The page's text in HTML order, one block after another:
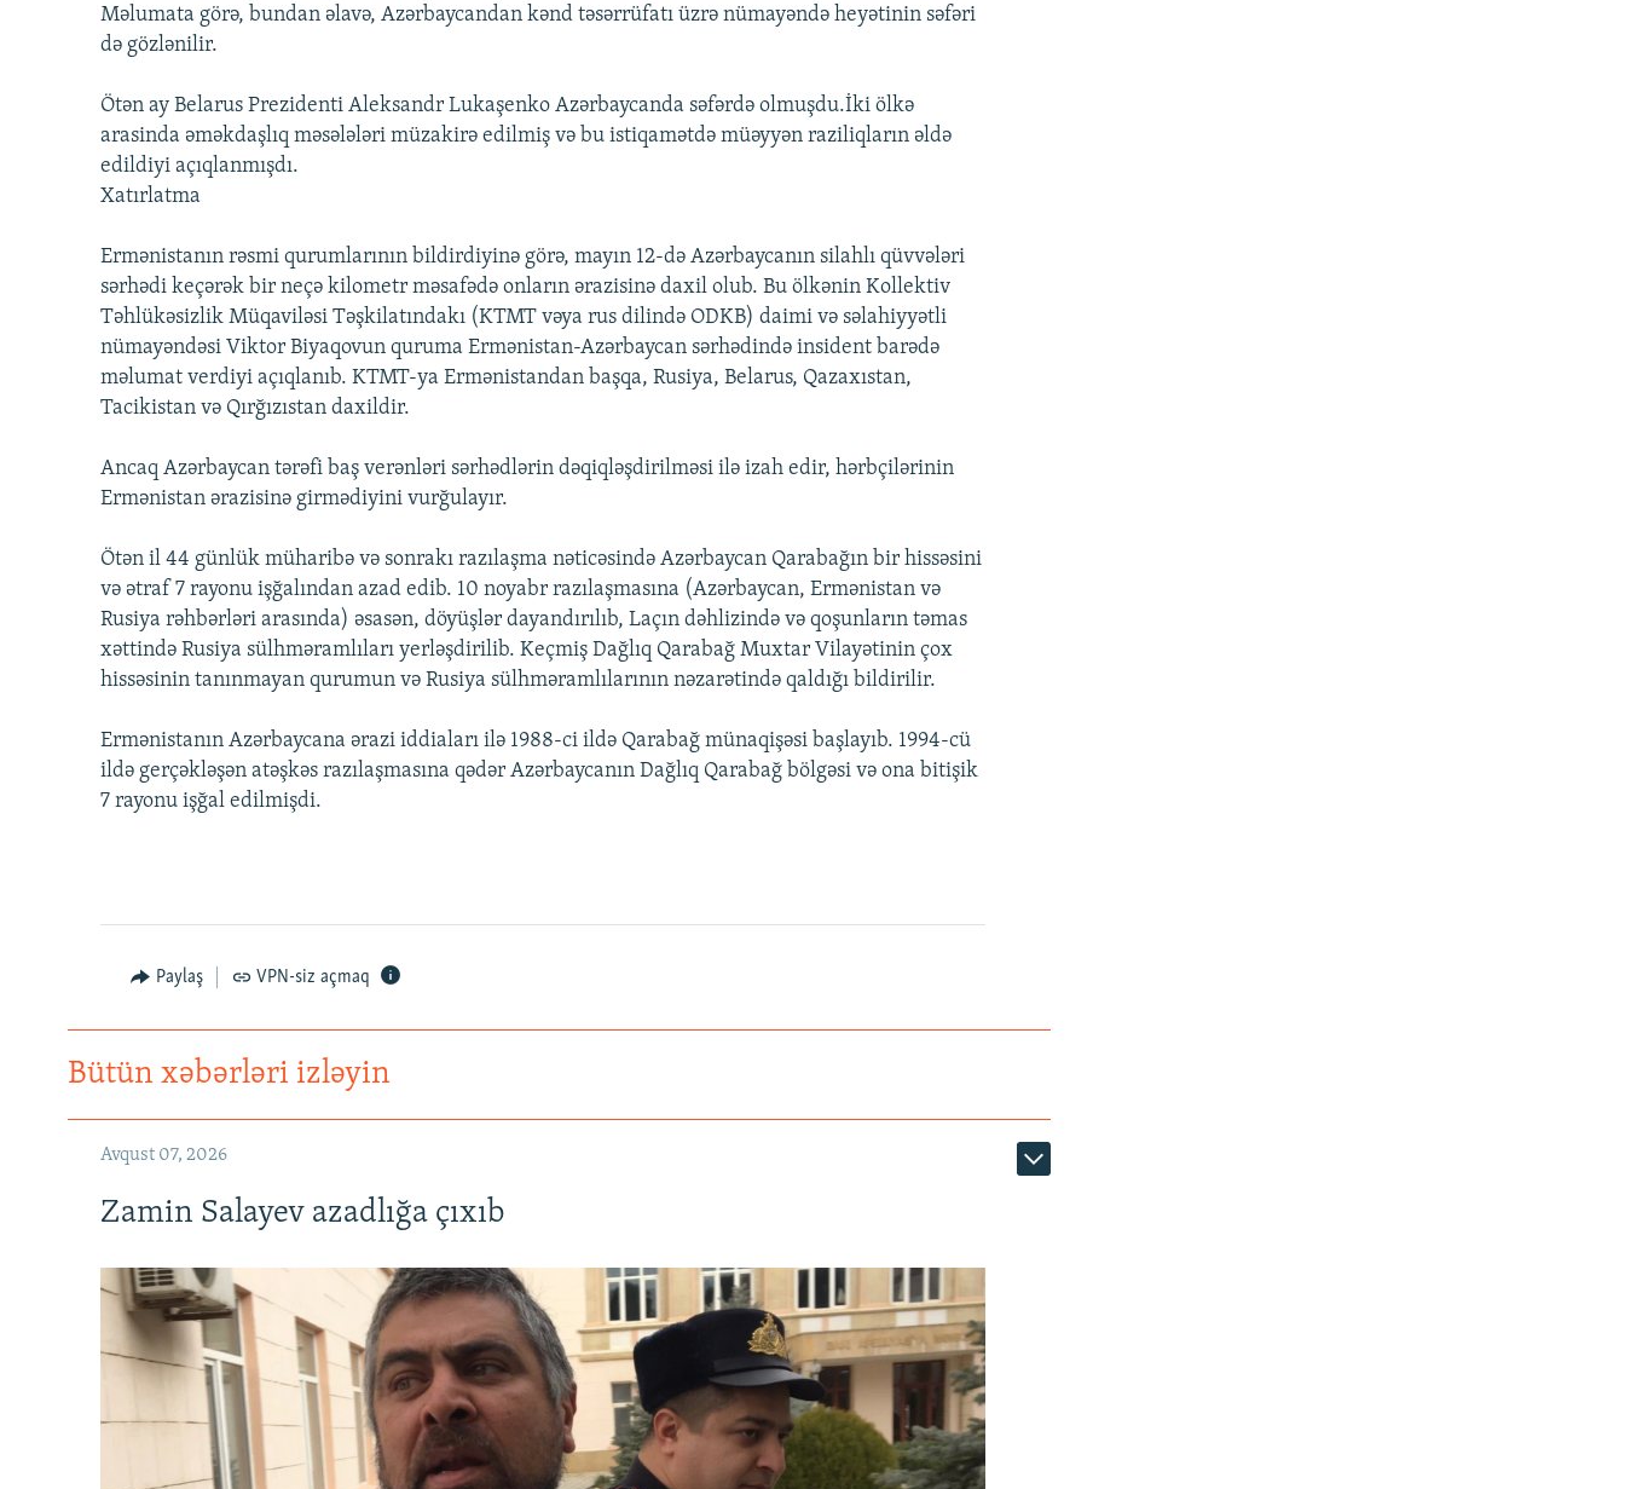
Məlumata görə, bundan əlavə, Azərbaycandan kənd təsərrüfatı üzrə nümayəndə heyətinin səfəri
də gözlənilir.
Ötən ay Belarus Prezidenti Aleksandr Lukaşenko Azərbaycanda səfərdə olmuşdu.İki ölkə
arasinda əməkdaşlıq məsələləri müzakirə edilmiş və bu istiqamətdə müəyyən raziliqların əldə
edildiyi açıqlanmışdı.
Xatırlatma
Ermənistanın rəsmi qurumlarının bildirdiyinə görə, mayın 12-də Azərbaycanın silahlı qüvvələri
sərhədi keçərək bir neçə kilometr məsafədə onların ərazisinə daxil olub. Bu ölkənin Kollektiv
Təhlükəsizlik Müqaviləsi Təşkilatındakı (KTMT vəya rus dilində ODKB) daimi və səlahiyyətli
nümayəndəsi Viktor Biyaqovun quruma Ermənistan-Azərbaycan sərhədində insident barədə
məlumat verdiyi açıqlanıb. KTMT-ya Ermənistandan başqa, Rusiya, Belarus, Qazaxıstan,
Tacikistan və Qırğızıstan daxildir.
Ancaq Azərbaycan tərəfi baş verənləri sərhədlərin dəqiqləşdirilməsi ilə izah edir, hərbçilərinin
Ermənistan ərazisinə girmədiyini vurğulayır.
Ötən il 44 günlük müharibə və sonrakı razılaşma nəticəsində Azərbaycan Qarabağın bir hissəsini
və ətraf 7 rayonu işğalından azad edib. 10 noyabr razılaşmasına (Azərbaycan, Ermənistan və
Rusiya rəhbərləri arasında) əsasən, döyüşlər dayandırılıb, Laçın dəhlizində və qoşunların təmas
xəttində Rusiya sülhməramlıları yerləşdirilib. Keçmiş Dağlıq Qarabağ Muxtar Vilayətinin çox
hissəsinin tanınmayan qurumun və Rusiya sülhməramlılarının nəzarətində qaldığı bildirilir.
Ermənistanın Azərbaycana ərazi iddiaları ilə 1988-ci ildə Qarabağ münaqişəsi başlayıb. 1994-cü
ildə gerçəkləşən atəşkəs razılaşmasına qədər Azərbaycanın Dağlıq Qarabağ bölgəsi və ona bitişik
7 rayonu işğal edilmişdi.
Paylaş VPN-siz açmaq
Bütün xəbərləri izləyin
Avqust 07, 2026
Zamin Salayev azadlığa çıxıb